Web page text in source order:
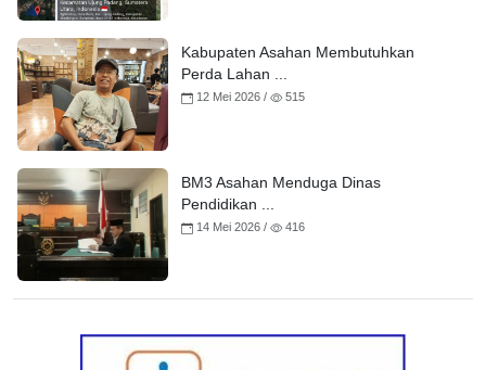
Kabupaten Asahan Membutuhkan
Perda Lahan ...
12 Mei 2026 / 515
BM3 Asahan Menduga Dinas
Pendidikan ...
14 Mei 2026 / 416